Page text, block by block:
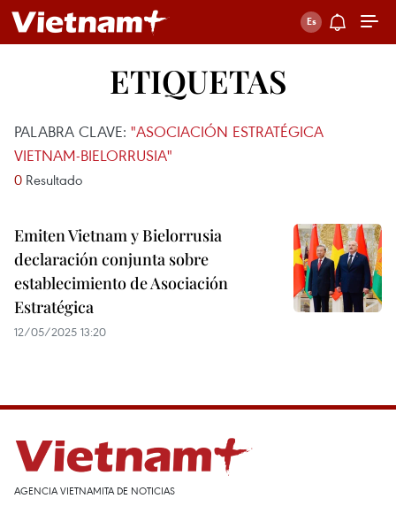
ETIQUETAS
PALABRA CLAVE: "ASOCIACIÓN ESTRATÉGICA
VIETNAM-BIELORRUSIA"
0 Resultado
Emiten Vietnam y Bielorrusia
declaración conjunta sobre
establecimiento de Asociación
Estratégica
12/05/2025 13:20
AGENCIA VIETNAMITA DE NOTICIAS